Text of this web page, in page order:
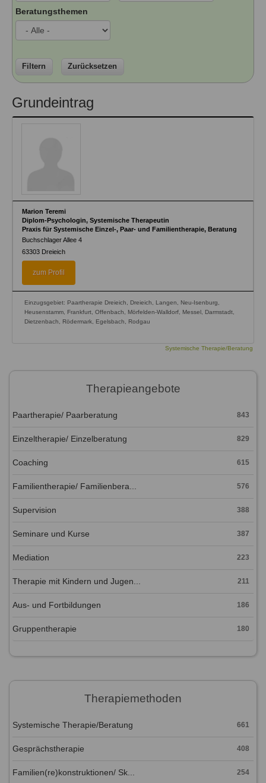
Qualitätssicherung
Qualität unserer Therapeuten
Familienthemen
Veranstaltungen
Seminare und Kurse
Fortbildungen
Ausbildungsinstitute
Information über Qualifikation
Liste der Fachverbände
Sitemap
Links
Formular zur Registrierung
Beratungsthemen
Filtern Zurücksetzen
Grundeintrag
Marion Teremi
Diplom-Psychologin, Systemische Therapeutin
Praxis für Systemische Einzel-, Paar- und Familientherapie, Beratung
Buchschlager Allee 4
63303 Dreieich
zum Profil
Einzugsgebiet: Paartherapie Dreieich, Dreieich, Langen, Neu-Isenburg,
Heusenstamm, Frankfurt, Offenbach, Mörfelden-Walldorf, Messel, Darmstadt,
Dietzenbach, Rödermark, Egelsbach, Rodgau
Systemische Therapie/Beratung
Therapieangebote
Paartherapie/ Paarberatung 843
Einzeltherapie/ Einzelberatung 829
Coaching 615
Familientherapie/ Familienbera... 576
Supervision 388
Seminare und Kurse 387
Mediation 223
Therapie mit Kindern und Jugen... 211
Aus- und Fortbildungen 186
Gruppentherapie 180
Therapiemethoden
Systemische Therapie/Beratung 661
Gesprächstherapie 408
Familien(re)konstruktionen/ Sk... 254